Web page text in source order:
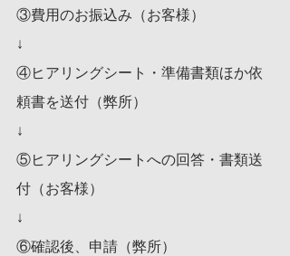
③費用のお振込み（お客様）
↓
④ヒアリングシート・準備書類ほか依
頼書を送付（弊所）
↓
⑤ヒアリングシートへの回答・書類送
付（お客様）
↓
⑥確認後、申請（弊所）